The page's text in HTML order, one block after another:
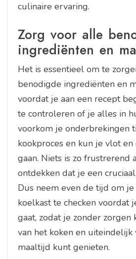
culinaire ervaring.
Zorg voor alle
ingrediënten en
Het is essentieel om te
benodigde ingrediënten en
voordat je aan een recept
te controleren of je alles in
voorkom je onderbrekingen
kookproces en kun je vlot
gaan. Niets is zo frustrerend
ontdekken dat je een
Dus neem even de tijd om
koelkast te checken voordat
gaat, zodat je zonder zorgen
van het koken en uiteindelijk
maaltijd kunt genieten.